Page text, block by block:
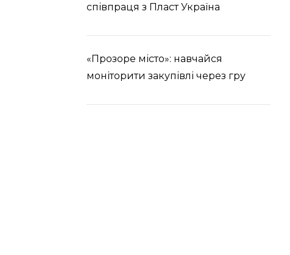
співпраця з Пласт Україна
«Прозоре місто»: навчайся
моніторити закупівлі через гру